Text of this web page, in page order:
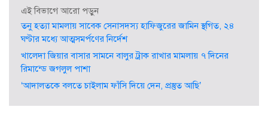
এই বিভাগে আরো পড়ুন
তনু হত্যা মামলায় সাবেক সেনাসদস্য হাফিজুরের জামিন স্থগিত, ২৪
ঘণ্টার মধ্যে আত্মসমর্পণের নির্দেশ
খালেদা জিয়ার বাসার সামনে বালুর ট্রাক রাখার মামলায় ৭ দিনের
রিমান্ডে জগলুল পাশা
‘আদালতকে বলতে চাইলাম ফাঁসি দিয়ে দেন, প্রস্তুত আছি’